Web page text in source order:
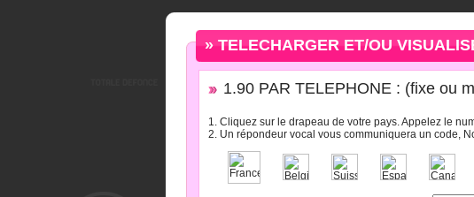
» TELECHARGER ET/OU
1.90 PAR TELEPHONE : (fixe ou
1. Cliquez sur le drapeau de votre pays. Appelez le
2. Un répondeur vocal vous communiquera un code,